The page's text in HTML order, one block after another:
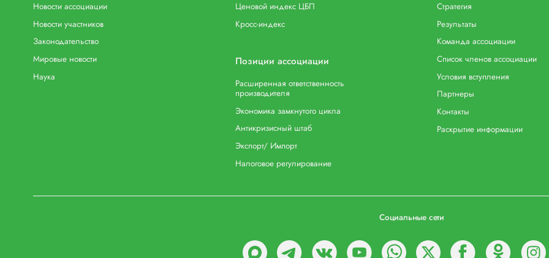
Новости ассоциации
Новости участников
Законодательство
Мировые новости
Наука
Ценовой индекс ЦБП
Кросс-индекс
Позиции ассоциации
Расширенная ответственность
производителя
Экономика замкнутого цикла
Антикризисный штаб
Экспорт/ Импорт
Налоговое регулирование
Стратегия
Результаты
Команда ассоциации
Список членов ассоциации
Условия вступления
Партнеры
Контакты
Раскрытие информации
Социальные сети